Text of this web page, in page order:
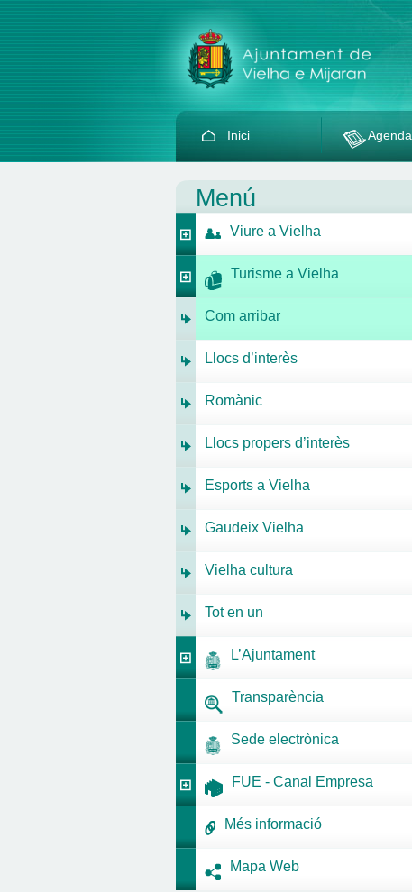
Inici Agenda
Menú
Viure a Vielha
Turisme a Vielha
Com arribar
Llocs d’interès
Romànic
Llocs propers d’interès
Esports a Vielha
Gaudeix Vielha
Vielha cultura
Tot en un
L’Ajuntament
Transparència
Sede electrònica
FUE - Canal Empresa
Més informació
Mapa Web